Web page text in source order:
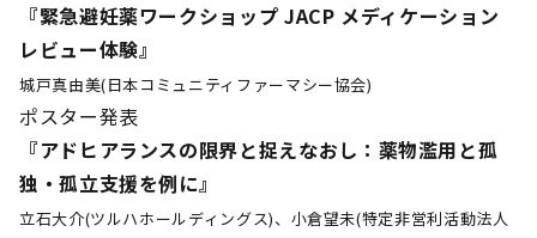
『緊急避妊薬ワークショップ JACP メディケーション
レビュー体験』
城戸真由美(日本コミュニティファーマシー協会)
ポスター発表
『アドヒアランスの限界と捉えなおし：薬物濫用と孤
独・孤立支援を例に』
立石大介(ツルハホールディングス)、小倉望未(特定非営利活動法人